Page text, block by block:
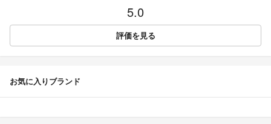
5.0
評価を見る
お気に入りブランド